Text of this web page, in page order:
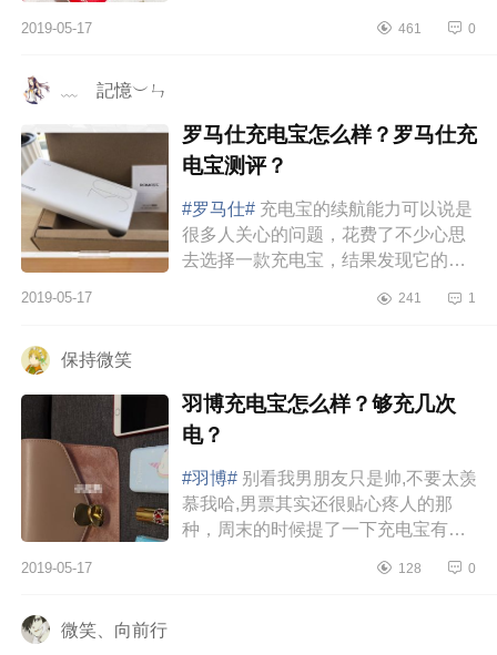
刻在祈愿，颜值超高！而且重点...
2019-05-17 461 0
﹏ゞ記憶︶ㄣ
罗马仕充电宝怎么样？罗马仕充
电宝测评？
#罗马仕# 充电宝的续航能力可以说是
很多人关心的问题，花费了不少心思
去选择一款充电宝，结果发现它的续
在购买的时候，适当的选择一些品...
2019-05-17 241 1
保持微笑
羽博充电宝怎么样？够充几次
电？
#羽博# 别看我男朋友只是帅,不要太羡
慕我哈,男票其实还很贴心疼人的那
种，周末的时候提了一下充电宝有点
了新的充电宝,平时也基本都是这...
2019-05-17 128 0
微笑、向前行